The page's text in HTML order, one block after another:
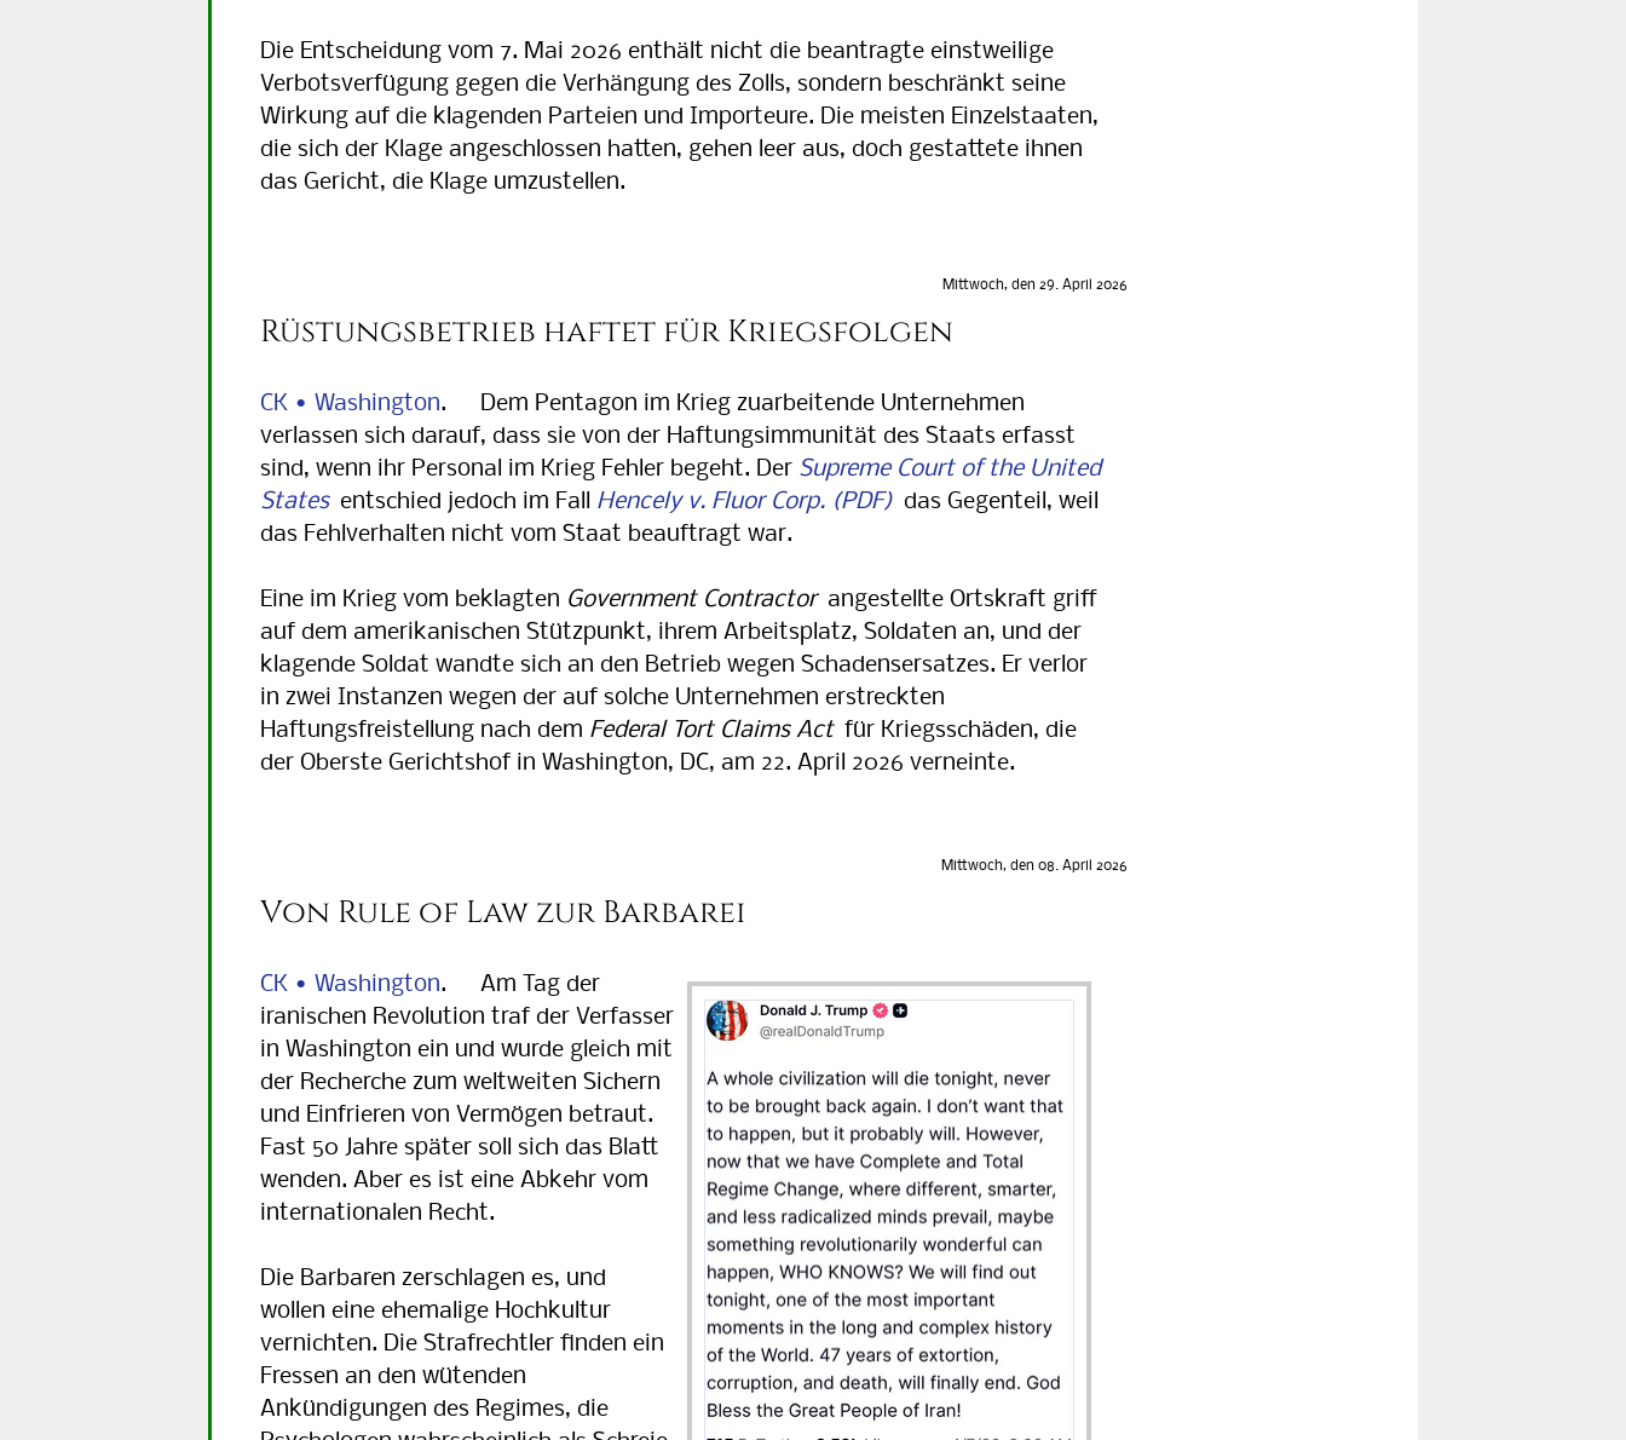
Die Entscheidung vom 7. Mai 2026 enthält nicht die beantragte einstweilige
Verbotsverfügung gegen die Verhängung des Zolls, sondern beschränkt seine
Wirkung auf die klagenden Parteien und Importeure. Die meisten Einzelstaaten,
die sich der Klage angeschlossen hatten, gehen leer aus, doch gestattete ihnen
das Gericht, die Klage umzustellen.
Mittwoch, den 29. April 2026
Rüstungsbetrieb haftet für Kriegsfolgen
CK • Washington. Dem Pentagon im Krieg zuarbeitende Unternehmen
verlassen sich darauf, dass sie von der Haftungsimmunität des Staats erfasst
sind, wenn ihr Personal im Krieg Fehler begeht. Der Supreme Court of the United
States entschied jedoch im Fall Hencely v. Fluor Corp.
das Gegenteil, weil
das Fehlverhalten nicht vom Staat beauftragt war.
Eine im Krieg vom beklagten Government Contractor angestellte Ortskraft griff
auf dem amerikanischen Stützpunkt, ihrem Arbeitsplatz, Soldaten an, und der
klagende Soldat wandte sich an den Betrieb wegen Schadensersatzes. Er verlor
in zwei Instanzen wegen der auf solche Unternehmen erstreckten
Haftungsfreistellung nach dem Federal Tort Claims Act für Kriegsschäden, die
der Oberste Gerichtshof in Washington, DC, am 22. April 2026 verneinte.
Mittwoch, den 08. April 2026
Von Rule of Law zur Barbarei
CK • Washington. Am Tag der
iranischen Revolution traf der Verfasser
in Washington ein und wurde gleich mit
der Recherche zum weltweiten Sichern
und Einfrieren von Vermögen betraut.
Fast 50 Jahre später soll sich das Blatt
wenden. Aber es ist eine Abkehr vom
internationalen Recht.
Die Barbaren zerschlagen es, und
wollen eine ehemalige Hochkultur
vernichten. Die Strafrechtler finden ein
Fressen an den wütenden
Ankündigungen des Regimes, die